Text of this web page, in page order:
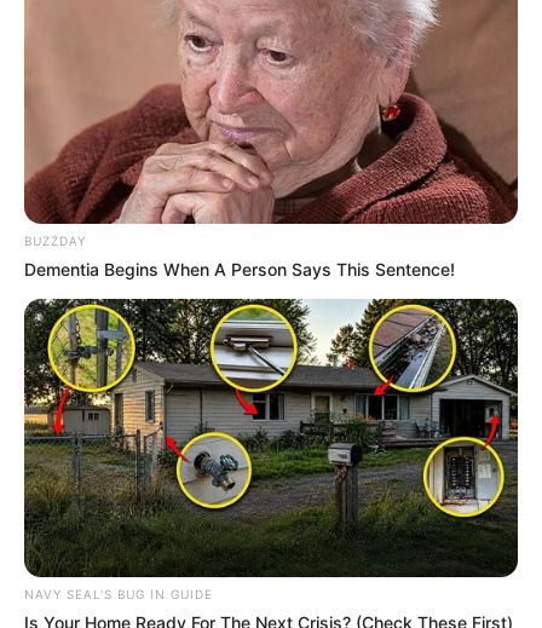
BUZZDAY
Dementia Begins When A Person Says This Sentence!
NAVY SEAL'S BUG IN GUIDE
Is Your Home Ready For The Next Crisis? (Check These First)